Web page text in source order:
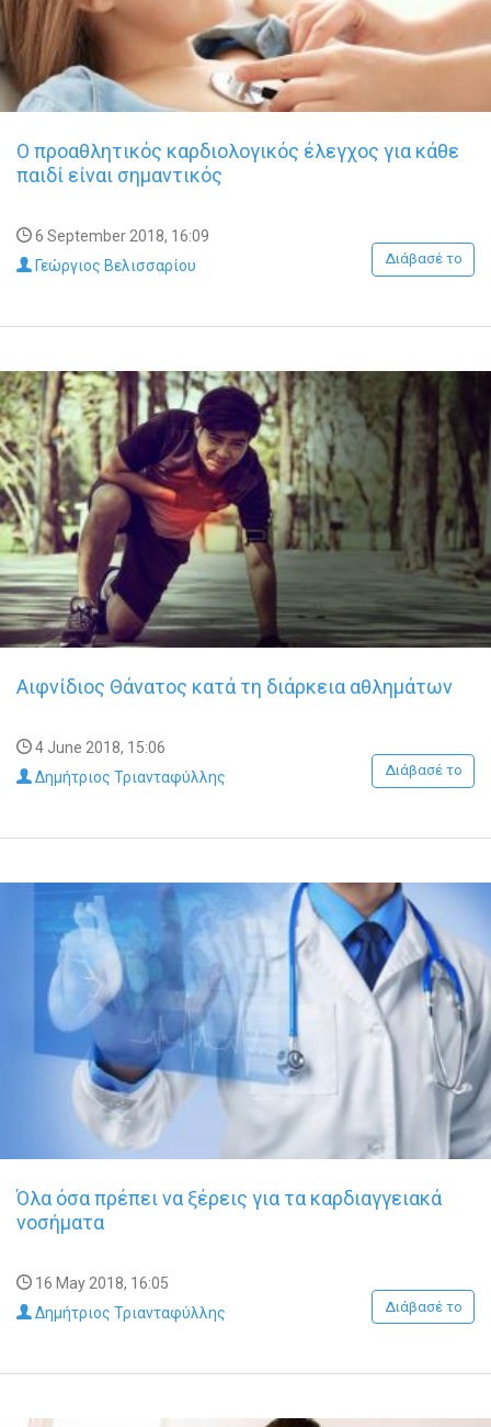
Ο προαθλητικός καρδιολογικός έλεγχος για κάθε
παιδί είναι σημαντικός
6 September 2018, 16:09
Γεώργιος Βελισσαρίου
Διάβασέ το
Αιφνίδιος Θάνατος κατά τη διάρκεια αθλημάτων
4 June 2018, 15:06
Δημήτριος Τριανταφύλλης
Διάβασέ το
Όλα όσα πρέπει να ξέρεις για τα καρδιαγγειακά
νοσήματα
16 May 2018, 16:05
Δημήτριος Τριανταφύλλης
Διάβασέ το